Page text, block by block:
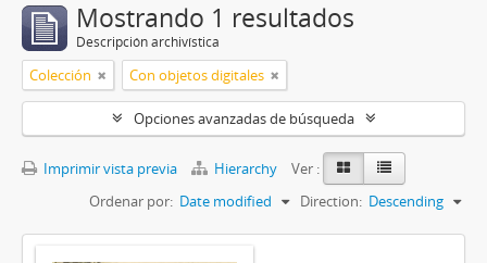
Mostrando 1 resultados
Descripción archivística
Colección Con objetos digitales
Opciones avanzadas de búsqueda
Imprimir vista previa Hierarchy
Ver :
Ordenar por: Date modified Direction: Descending